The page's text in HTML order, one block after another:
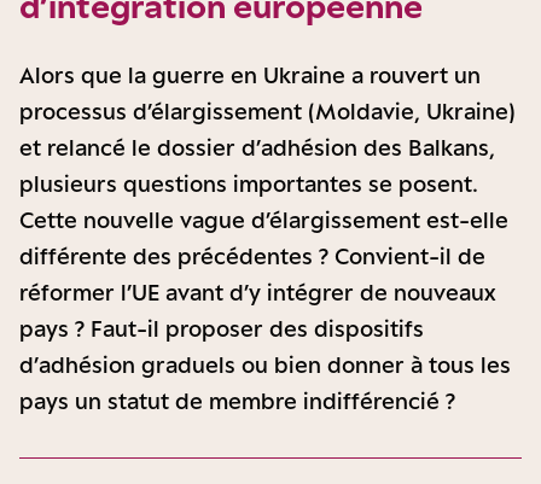
Alors que la guerre en Ukraine a rouvert un
processus d’élargissement (Moldavie, Ukraine)
et relancé le dossier d’adhésion des Balkans,
plusieurs questions importantes se posent.
Cette nouvelle vague d’élargissement est-elle
différente des précédentes ? Convient-il de
réformer l’UE avant d’y intégrer de nouveaux
pays ? Faut-il proposer des dispositifs
d’adhésion graduels ou bien donner à tous les
pays un statut de membre indifférencié ?